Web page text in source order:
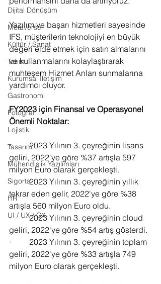
Dijital Dönüşüm
Metaverse
Kültür / Sanat
Tarım
Kurumsal İletişim
Gastronomi
Fotoğraf
Lojistik
Tasarım
Mühendislik Yazılımları
Sigorta
HR
UI / UX / CX
Yazılım ve başarı hizmetleri sayesinde
IFS, müşterilerin teknolojiyi en büyük
değeri elde etmek için satın almalarını
ve kullanmalarını kolaylaştırarak
muhteşem Hizmet Anları sunmalarına
yardımcı oluyor.
FY2023 için Finansal ve Operasyonel
Önemli Noktalar:
·         2023 Yılının 3. çeyreğinin lisans
geliri, 2022'ye göre %37 artışla 597
milyon Euro olarak gerçekleşti.
·         2023 Yılının 3. çeyreğinin yıllık
tekrar eden gelir, 2022'ye göre %38
artışla 560 milyon Euro oldu.
·         2023 Yılının 3. çeyreğinin cloud
geliri, 2022'ye göre %54 artış gösterdi.
·         2023 Yılının 3. çeyreğinin toplam
geliri, 2022'ye göre %33 artışla 749
milyon Euro olarak gerçekleşti.